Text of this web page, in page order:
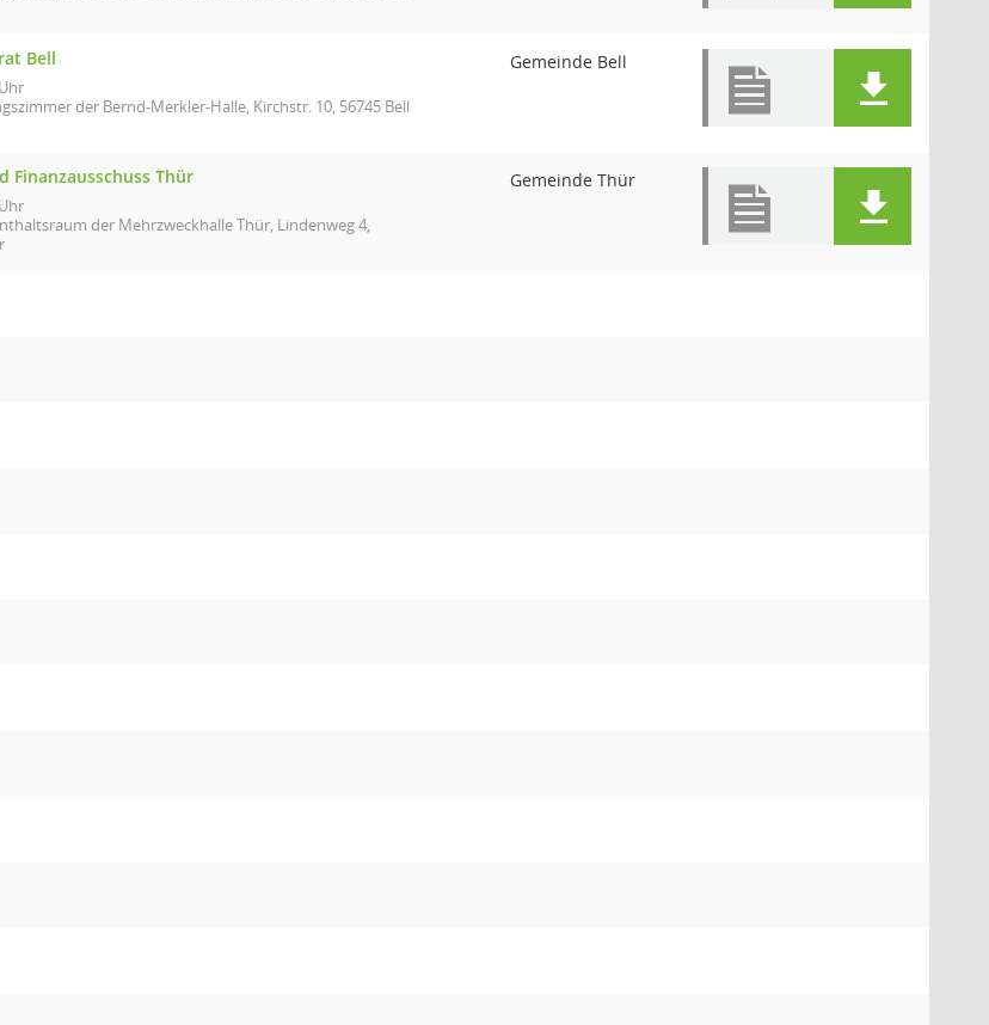
Bell
der Bernd-Merkler-Halle, Kirchstr. 10, 56745 Bell
Gemeinde Bell
Finanzausschuss Thür
der Mehrzweckhalle Thür, Lindenweg 4,
Gemeinde Thür